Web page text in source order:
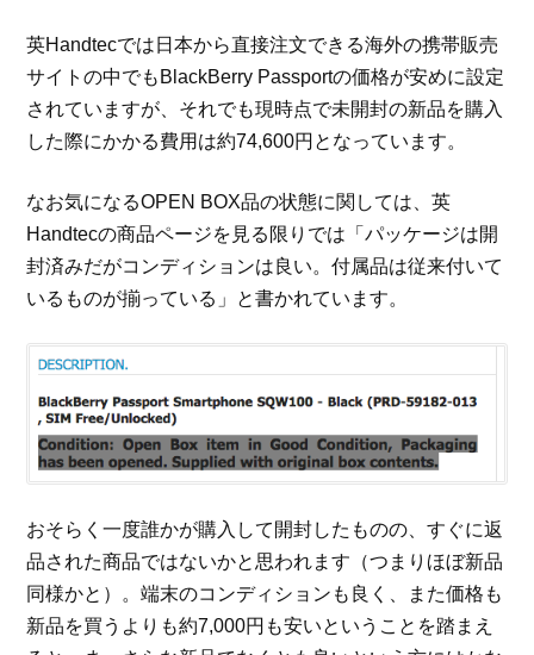
英Handtecでは日本から直接注文できる海外の携帯販売
サイトの中でもBlackBerry Passportの価格が安めに設定
されていますが、それでも現時点で未開封の新品を購入
した際にかかる費用は約74,600円となっています。
なお気になるOPEN BOX品の状態に関しては、英
Handtecの商品ページを見る限りでは「パッケージは開
封済みだがコンディションは良い。付属品は従来付いて
いるものが揃っている」と書かれています。
おそらく一度誰かが購入して開封したものの、すぐに返
品された商品ではないかと思われます（つまりほぼ新品
同様かと）。端末のコンディションも良く、また価格も
新品を買うよりも約7,000円も安いということを踏まえ